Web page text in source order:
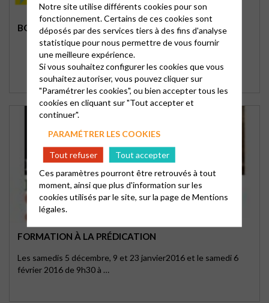
BONJOUR TOUT LE MONDE !
FORMATION À LA PRÉDICATION
Les samedis 5 décembre, 9 et 23 janvier2016 et le samedi 6
février 2016 de 9h30 à …
Notre site utilise différents cookies pour son
fonctionnement. Certains de ces cookies sont
déposés par des services tiers à des fins d'analyse
statistique pour nous permettre de vous fournir
une meilleure expérience.
Si vous souhaitez configurer les cookies que vous
souhaitez autoriser, vous pouvez cliquer sur
"Paramétrer les cookies", ou bien accepter tous les
cookies en cliquant sur "Tout accepter et
continuer".
PARAMÉTRER LES COOKIES
Tout refuser
Tout accepter
Ces paramètres pourront être retrouvés à tout
moment, ainsi que plus d'information sur les
cookies utilisés par le site, sur la page deMentions
légales.